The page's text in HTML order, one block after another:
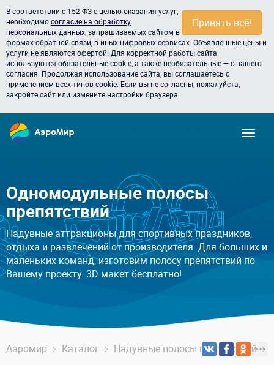
Принять всё!
В соответствии с 152-ФЗ с целью оказания услуг,
необходимосогласие на обработку
персональных данных , запрашиваемых сайтом в
формах обратной связи, в иных цифровых сервисах. Объявленные цены и
услуги не являются офертой! Для корректной работы сайта
используются обязательные cookie, а также необязательные — с вашего
согласия. Продолжая использование сайта, вы соглашаетесь с
применением всех типов cookie. Если вы не согласны, пожалуйста,
закройте сайт или измените настройки браузера.
Одномодульные полосы
препятствий
Надувные аттракционы для спортивных праздников,
отдыха и развлечений от производителя. Для больших и
маленьких команд, изготовим полосу препятствий по
Вашему проекту. 3D макет бесплатно!
Аэромир Каталог Надувные полосы препятствий